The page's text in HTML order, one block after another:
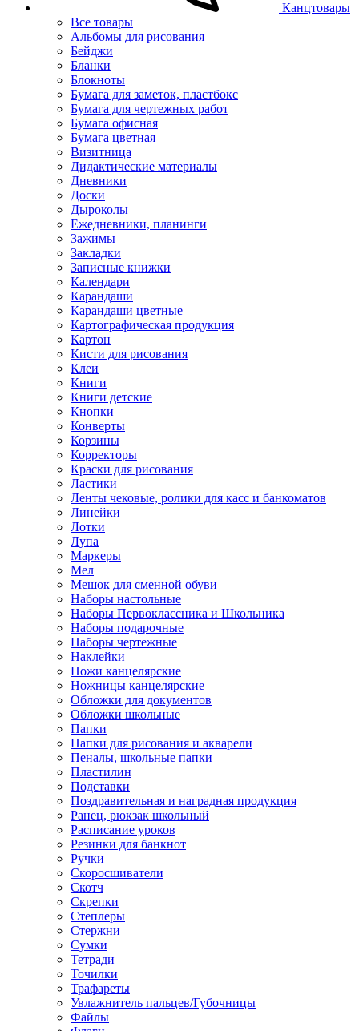
Канцтовары
Все товары
Альбомы для рисования
Бейджи
Бланки
Блокноты
Бумага для заметок, пластбокс
Бумага для чертежных работ
Бумага офисная
Бумага цветная
Визитница
Дидактические материалы
Дневники
Доски
Дыроколы
Ежедневники, планинги
Зажимы
Закладки
Записные книжки
Календари
Карандаши
Карандаши цветные
Картографическая продукция
Картон
Кисти для рисования
Клеи
Книги
Книги детские
Кнопки
Конверты
Корзины
Корректоры
Краски для рисования
Ластики
Ленты чековые, ролики для касс и банкоматов
Линейки
Лотки
Лупа
Маркеры
Мел
Мешок для сменной обуви
Наборы настольные
Наборы Первоклассника и Школьника
Наборы подарочные
Наборы чертежные
Наклейки
Ножи канцелярские
Ножницы канцелярские
Обложки для документов
Обложки школьные
Папки
Папки для рисования и акварели
Пеналы, школьные папки
Пластилин
Подставки
Поздравительная и наградная продукция
Ранец, рюкзак школьный
Расписание уроков
Резинки для банкнот
Ручки
Скоросшиватели
Скотч
Скрепки
Степлеры
Стержни
Сумки
Тетради
Точилки
Трафареты
Увлажнитель пальцев/Губочницы
Файлы